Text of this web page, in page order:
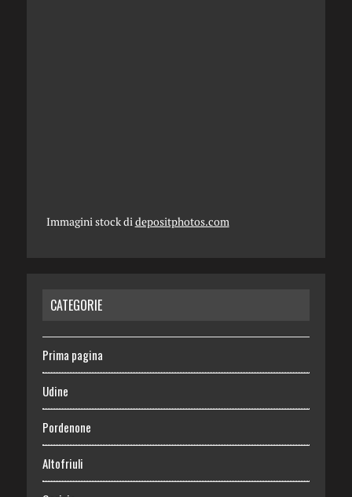
Immagini stock didepositphotos.com
CATEGORIE
Prima pagina
Udine
Pordenone
Altofriuli